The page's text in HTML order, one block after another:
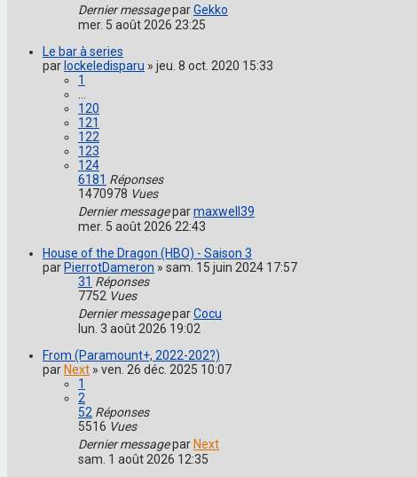
Dernier messageparGekko
mer. 5 août 2026 23:25
Le bar à series
parlockeledisparu » jeu. 8 oct. 2020 15:33
1
120
121
122
123
124
6181 Réponses
1470978 Vues
Dernier messageparmaxwell39
mer. 5 août 2026 22:43
House of the Dragon (HBO) - Saison 3
parPierrotDameron » sam. 15 juin 2024 17:57
31 Réponses
7752 Vues
Dernier messageparCocu
lun. 3 août 2026 19:02
From (Paramount+, 2022-202?)
parNext » ven. 26 déc. 2025 10:07
1
2
52 Réponses
5516 Vues
Dernier messageparNext
sam. 1 août 2026 12:35